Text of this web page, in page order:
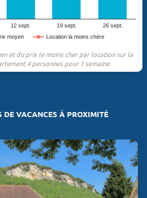
moyen Location la moins chère
12 sept. 19 sept. 26 sept.
et du prix le moins cher par location sur la
4 personnes pour 1 semaine.
DE VACANCES À PROXIMITÉ